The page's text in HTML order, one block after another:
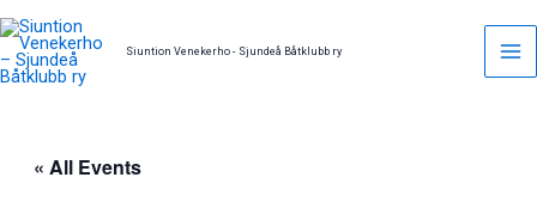
Skip
to
content
Siuntion Venekerho - Sjundeå Båtklubb ry
« All Events